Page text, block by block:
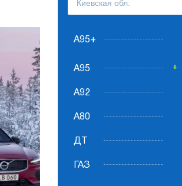
А95+
А95
А92
А80
ДТ
ГАЗ